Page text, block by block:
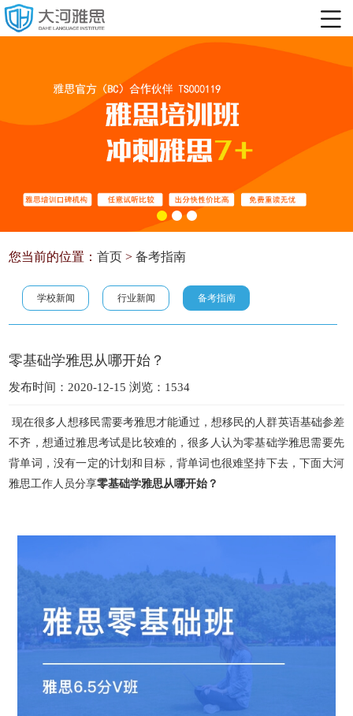
您当前的位置：首页 >备考指南
学校新闻 行业新闻 备考指南
零基础学雅思从哪开始？
发布时间：2020-12-15 浏览：1534
现在很多人想移民需要考雅思才能通过，想移民的人群英语基础参差
不齐，想通过雅思考试是比较难的，很多人认为零基础学雅思需要先
背单词，没有一定的计划和目标，背单词也很难坚持下去，下面大河
雅思工作人员分享零基础学雅思从哪开始？